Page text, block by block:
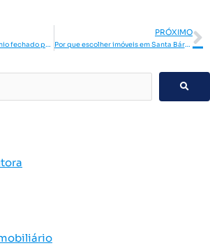
Saiba como um condomínio fechado pode aumentar sua qualidade de vida
PRÓXIMO
Por que escolher imóveis em Santa Bárbara d’Oeste?